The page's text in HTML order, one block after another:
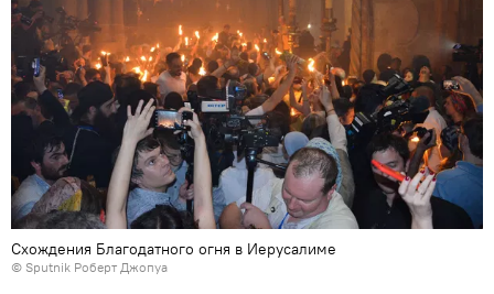
Схождения Благодатного огня в Иерусалиме
© Sputnik Роберт Джопуа